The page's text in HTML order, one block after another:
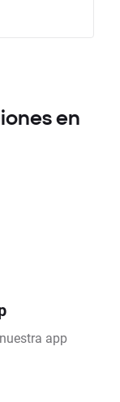
en
app